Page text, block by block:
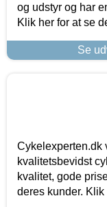
og udstyr og har
Klik her for at se
Se
Cykelexperten.dk
kvalitetsbevidst
kvalitet, gode
deres kunder.